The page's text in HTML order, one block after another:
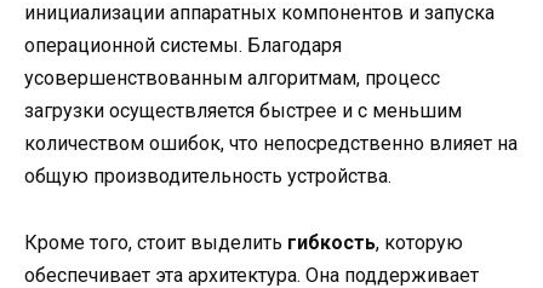
инициализации аппаратных компонентов и запуска
операционной системы. Благодаря
усовершенствованным алгоритмам, процесс
загрузки осуществляется быстрее и с меньшим
количеством ошибок, что непосредственно влияет на
общую производительность устройства.
Кроме того, стоит выделить гибкость, которую
обеспечивает эта архитектура. Она поддерживает